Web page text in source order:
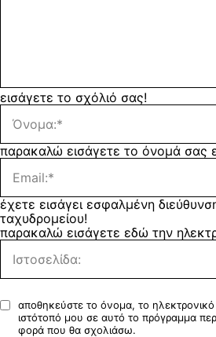
εισάγετε το σχόλιό σας!
παρακαλώ εισάγετε το όνομά σας
έχετε εισάγει εσφαλμένη
ταχυδρομείου!
παρακαλώ εισάγετε εδώ την
αποθηκεύστε το όνομα, το ηλεκτρονικό
ιστότοπό μου σε αυτό το πρόγραμμα
φορά που θα σχολιάσω.